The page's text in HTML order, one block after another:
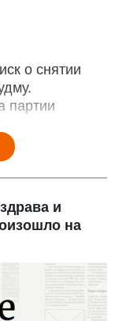
о снятии
партии
и
на